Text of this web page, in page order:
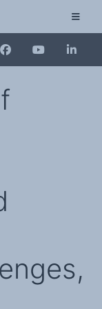
sur
des anglicismes
du
plurilinguisme